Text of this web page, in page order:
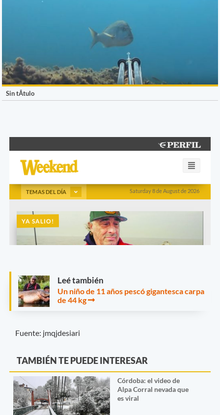
Sin tÃ­tulo
Leé también
Un niño de 11 años pescó gigantesca carpa
de 44 kg
Fuente: jmqjdesiari
TAMBIÉN TE PUEDE INTERESAR
Córdoba: el video de
Alpa Corral nevada que
es viral